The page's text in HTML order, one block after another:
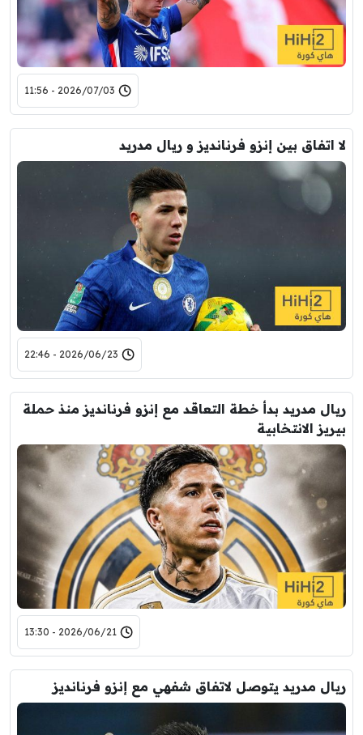
2026/07/03 - 11:56
لا اتفاق بين إنزو فرنانديز و ريال مدريد
2026/06/23 - 22:46
ريال مدريد بدأ خطة التعاقد مع إنزو فرنانديز منذ حملة
بيريز الانتخابية
2026/06/21 - 13:30
ريال مدريد يتوصل لاتفاق شفهي مع إنزو فرنانديز